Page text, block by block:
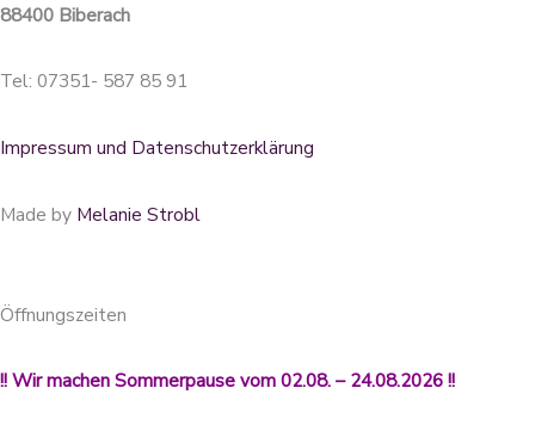
88400 Biberach
Tel: 07351- 587 85 91
Impressum und Datenschutzerklärung
Made by Melanie Strobl
Öffnungszeiten
!! Wir machen Sommerpause vom 02.08. – 24.08.2026 !!